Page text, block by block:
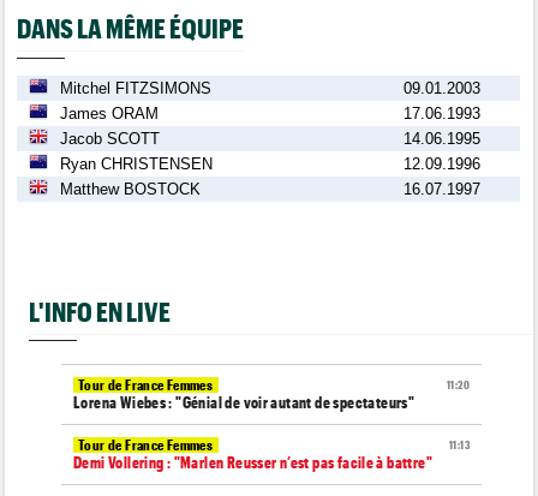
DANS LA MÊME ÉQUIPE
Mitchel FITZSIMONS
09.01.2003
James ORAM
17.06.1993
Jacob SCOTT
14.06.1995
Ryan CHRISTENSEN
12.09.1996
Matthew BOSTOCK
16.07.1997
L'INFO EN LIVE
11:20
Tour de France Femmes
Lorena Wiebes : "Génial de voir autant de spectateurs"
11:13
Tour de France Femmes
Demi Vollering : "Marlen Reusser n’est pas facile à battre"